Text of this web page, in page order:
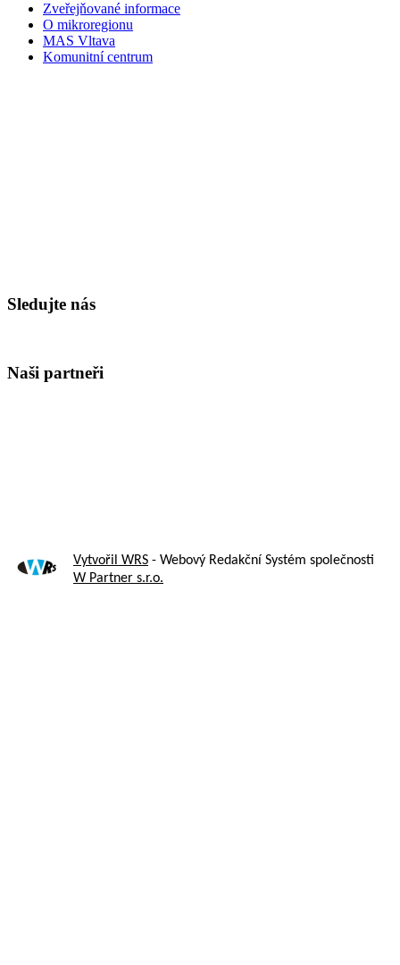
Zveřejňované informace
O mikroregionu
MAS Vltava
Komunitní centrum
Sledujte nás
Naši partneři
Vytvořil WRS - Webový Redakční Systém společnosti
W Partner s.r.o.